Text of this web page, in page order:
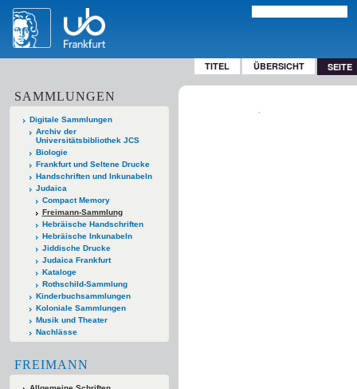
TITEL ÜBERSICHT SEITE
SAMMLUNGEN
Digitale Sammlungen
Archiv der
Universitätsbibliothek JCS
Biologie
Frankfurt und Seltene Drucke
Handschriften und Inkunabeln
Judaica
Compact Memory
Freimann-Sammlung
Hebräische Handschriften
Hebräische Inkunabeln
Jiddische Drucke
Judaica Frankfurt
Kataloge
Rothschild-Sammlung
Kinderbuchsammlungen
Koloniale Sammlungen
Musik und Theater
Nachlässe
FREIMANN